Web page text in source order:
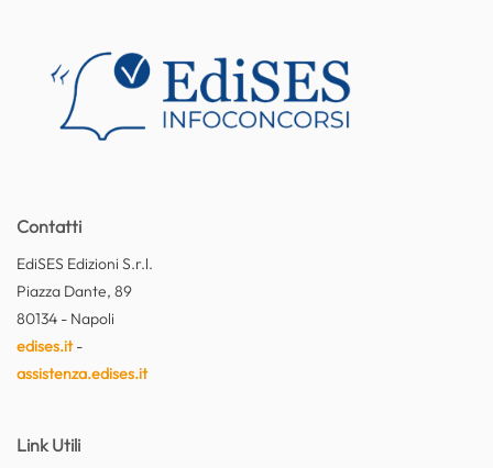
Contatti
EdiSES Edizioni S.r.l.
Piazza Dante, 89
80134 - Napoli
edises.it-
assistenza.edises.it
Link Utili